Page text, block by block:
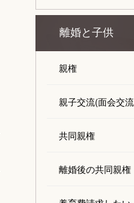
離婚と子供
親権
親子交流(面会交
共同親権
離婚後の共同親権